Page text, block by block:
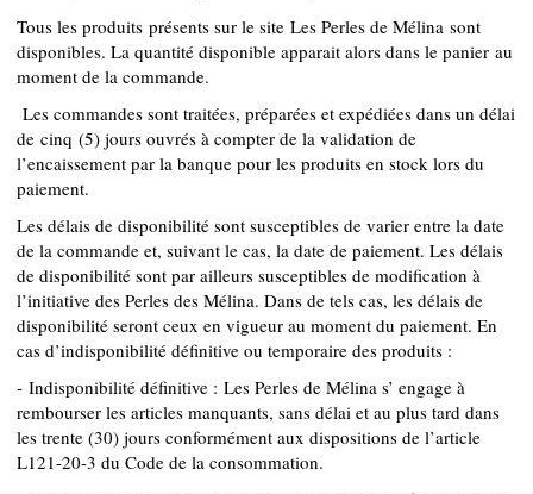
Tous les produits présents sur le site Les Perles de Mélina sont
disponibles. La quantité disponible apparait alors dans le panier au
moment de la commande.
Les commandes sont traitées, préparées et expédiées dans un délai
de cinq (5) jours ouvrés à compter de la validation de
l’encaissement par la banque pour les produits en stock lors du
paiement.
Les délais de disponibilité sont susceptibles de varier entre la date
de la commande et, suivant le cas, la date de paiement. Les délais
de disponibilité sont par ailleurs susceptibles de modification à
l’initiative des Perles des Mélina. Dans de tels cas, les délais de
disponibilité seront ceux en vigueur au moment du paiement. En
cas d’indisponibilité définitive ou temporaire des produits :
- Indisponibilité définitive : Les Perles de Mélina s’ engage à
rembourser les articles manquants, sans délai et au plus tard dans
les trente (30) jours conformément aux dispositions de l’article
L121-20-3 du Code de la consommation.